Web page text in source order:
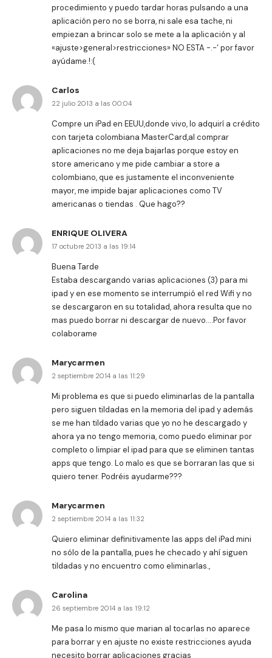
procedimiento y puedo tardar horas pulsando a una
aplicación pero no se borra, ni sale esa tache, ni
empiezan a brincar solo se mete a la aplicación y al
«ajuste>general>restricciones» NO ESTA -.-‘ por favor
ayúdame.!:(
Carlos
22 julio 2013 a las 00:04
Compre un iPad en EEUU,donde vivo, lo adquirí a crédito
con tarjeta colombiana MasterCard,al comprar
aplicaciones no me deja bajarlas porque estoy en
store americano y me pide cambiar a store a
colombiano, que es justamente el inconveniente
mayor, me impide bajar aplicaciones como TV
americanas o tiendas . Que hago??
ENRIQUE OLIVERA
17 octubre 2013 a las 19:14
Buena Tarde
Estaba descargando varias aplicaciones (3) para mi
ipad y en ese momento se interrumpió el red Wifi y no
se descargaron en su totalidad, ahora resulta que no
mas puedo borrar ni descargar de nuevo….Por favor
colaborame
Marycarmen
2 septiembre 2014 a las 11:29
Mi problema es que si puedo eliminarlas de la pantalla
pero siguen tildadas en la memoria del ipad y además
se me han tildado varias que yo no he descargado y
ahora ya no tengo memoria, como puedo eliminar por
completo o limpiar el ipad para que se eliminen tantas
apps que tengo. Lo malo es que se borraran las que si
quiero tener. Podréis ayudarme???
Marycarmen
2 septiembre 2014 a las 11:32
Quiero eliminar definitivamente las apps del iPad mini
no sólo de la pantalla, pues he checado y ahí siguen
tildadas y no encuentro como eliminarlas.,
Carolina
26 septiembre 2014 a las 19:12
Me pasa lo mismo que marian al tocarlas no aparece
para borrar y en ajuste no existe restricciones ayuda
necesito borrar aplicaciones gracias